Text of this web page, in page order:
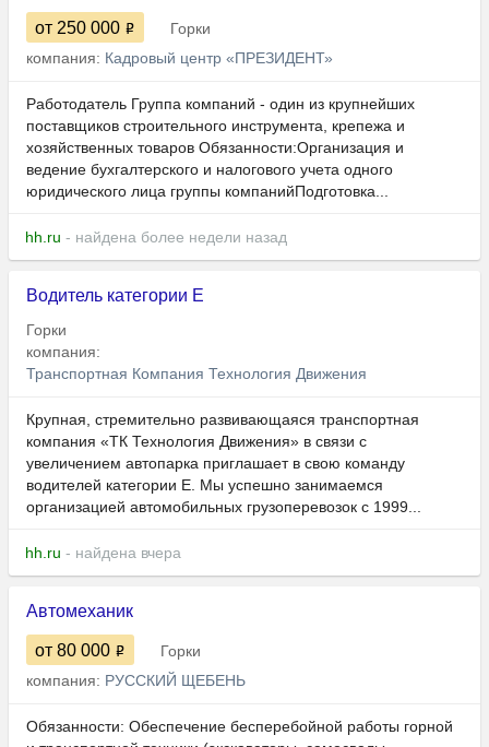
от 250 000
Горки
компания: Кадровый центр «ПРЕЗИДЕНТ»
Работодатель Группа компаний - один из крупнейших
поставщиков строительного инструмента, крепежа и
хозяйственных товаров Обязанности:Организация и
ведение бухгалтерского и налогового учета одного
юридического лица группы компанийПодготовка...
hh.ru - найдена более недели назад
Водитель категории Е
Горки
компания:
Транспортная Компания Технология Движения
Крупная, стремительно развивающаяся транспортная
компания «ТК Технология Движения» в связи с
увеличением автопарка приглашает в свою команду
водителей категории Е. Мы успешно занимаемся
организацией автомобильных грузоперевозок с 1999...
hh.ru - найдена вчера
Автомеханик
от 80 000
Горки
компания: РУССКИЙ ЩЕБЕНЬ
Обязанности: Обеспечение бесперебойной работы горной